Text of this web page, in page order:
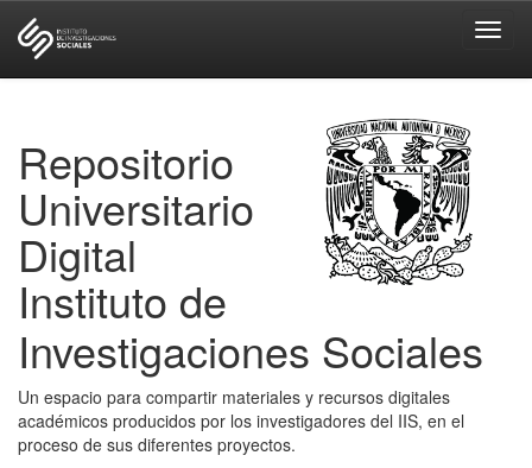
Repositorio
Universitario
Digital
Instituto de
Investigaciones Sociales
Un espacio para compartir materiales y recursos digitales
académicos producidos por los investigadores del IIS, en el
proceso de sus diferentes proyectos.